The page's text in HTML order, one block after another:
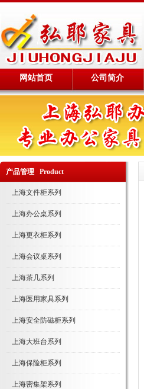
网站首页 公司简介
产品管理 Product
上海文件柜系列
上海办公桌系列
上海更衣柜系列
上海会议桌系列
上海茶几系列
上海医用家具系列
上海安全防磁柜系列
上海大班台系列
上海保险柜系列
上海密集架系列